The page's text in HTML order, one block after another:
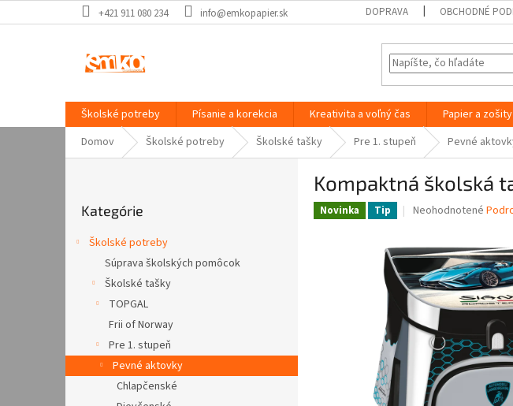
na
+421 911 080 234 info@emkopapier.sk DOPRAVA OBCHODNÉ
Školské potreby Písanie a korekcia Kreativita a voľný čas Papier a zošity
Domov
Školské potreby Školské tašky Pre 1. stupeň Pevné
kategórie
Kategórie
Školské potreby
Súprava školských pomôcok
Školské tašky
TOPGAL
Frii of Norway
Pre 1. stupeň
Pevné aktovky
Chlapčenské
Kompaktná školská
Novinka Tip
Priemerné
je
0,0
z
5
hviezdičiek.
Neohodnotené